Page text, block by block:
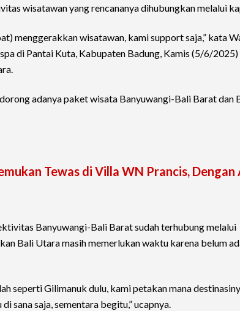
wisatawan yang rencananya dihubungkan melalui
menggerakkan wisatawan, kami support saja,” kata
di Pantai Kuta, Kabupaten Badung, Kamis (5/6/2025)
adanya paket wisata Banyuwangi-Bali Barat dan
Tewas di Villa WN Prancis, Dengan
Banyuwangi-Bali Barat sudah terhubung melalui
Bali Utara masih memerlukan waktu karena belum
seperti Gilimanuk dulu, kami petakan mana
sana saja, sementara begitu,” ucapnya.